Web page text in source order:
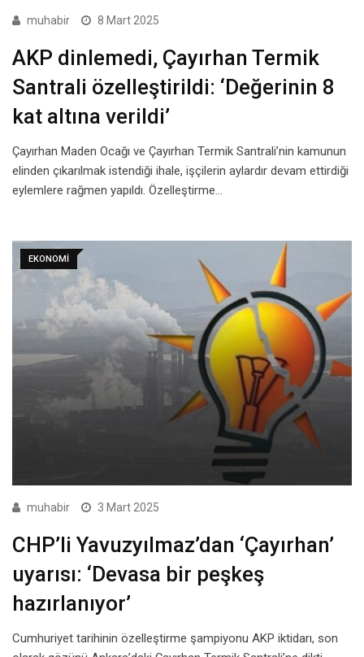
muhabir 8 Mart 2025
AKP dinlemedi, Çayırhan Termik
Santrali özelleştirildi: ‘Değerinin 8
kat altına verildi’
Çayırhan Maden Ocağı ve Çayırhan Termik Santrali’nin kamunun
elinden çıkarılmak istendiği ihale, işçilerin aylardır devam ettirdiği
eylemlere rağmen yapıldı. Özelleştirme…
EKONOMI
muhabir 3 Mart 2025
CHP’li Yavuzyılmaz’dan ‘Çayırhan’
uyarısı: ‘Devasa bir peşkeş
hazırlanıyor’
Cumhuriyet tarihinin özelleştirme şampiyonu AKP iktidarı, son